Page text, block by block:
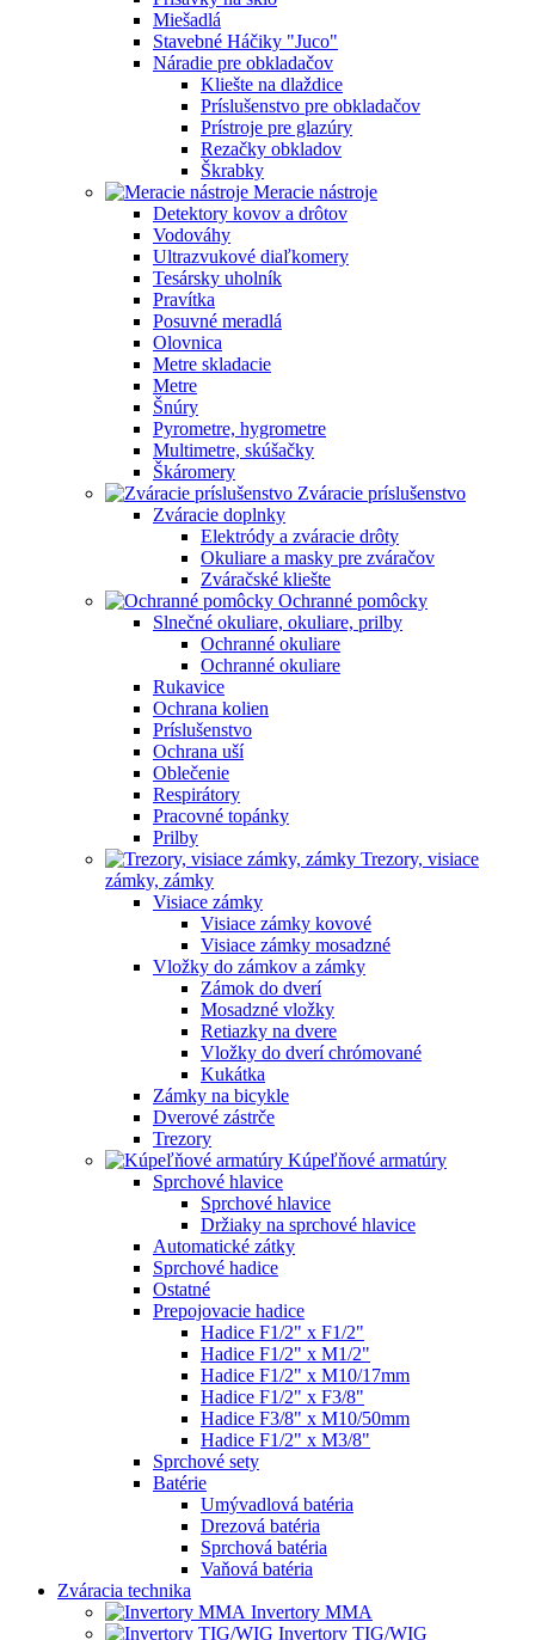
Miešadlá
Stavebné Háčiky "Juco"
Náradie pre obkladačov
Kliešte na dlaždice
Príslušenstvo pre obkladačov
Prístroje pre glazúry
Rezačky obkladov
Škrabky
Meracie nástroje
Detektory kovov a drôtov
Vodováhy
Ultrazvukové diaľkomery
Tesársky uholník
Pravítka
Posuvné meradlá
Olovnica
Metre skladacie
Metre
Šnúry
Pyrometre, hygrometre
Multimetre, skúšačky
Škáromery
Zváracie príslušenstvo
Zváracie doplnky
Elektródy a zváracie drôty
Okuliare a masky pre zváračov
Zváračské kliešte
Ochranné pomôcky
Slnečné okuliare, okuliare, prilby
Ochranné okuliare
Ochranné okuliare
Rukavice
Ochrana kolien
Príslušenstvo
Ochrana uší
Oblečenie
Respirátory
Pracovné topánky
Prilby
Trezory, visiace
zámky, zámky
Visiace zámky
Visiace zámky kovové
Visiace zámky mosadzné
Vložky do zámkov a zámky
Zámok do dverí
Mosadzné vložky
Retiazky na dvere
Vložky do dverí chrómované
Kukátka
Zámky na bicykle
Dverové zástrče
Trezory
Kúpeľňové armatúry
Sprchové hlavice
Sprchové hlavice
Držiaky na sprchové hlavice
Automatické zátky
Sprchové hadice
Ostatné
Prepojovacie hadice
Hadice F1/2" x F1/2"
Hadice F1/2" x M1/2"
Hadice F1/2" x M10/17mm
Hadice F1/2" x F3/8"
Hadice F3/8" x M10/50mm
Hadice F1/2" x M3/8"
Sprchové sety
Batérie
Umývadlová batéria
Drezová batéria
Sprchová batéria
Vaňová batéria
Zváracia technika
Invertory MMA
Invertory TIG/WIG